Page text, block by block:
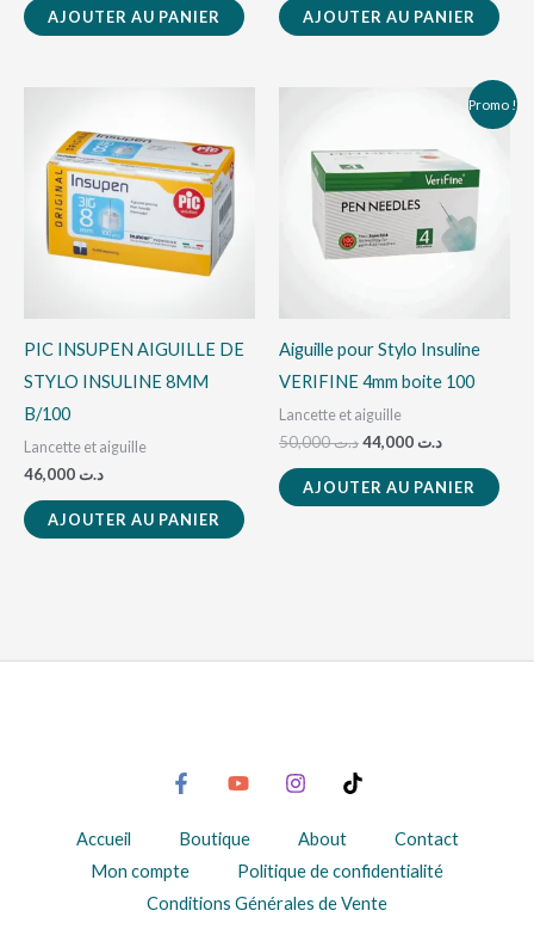
AJOUTER AU PANIER AJOUTER AU PANIER
PIC INSUPEN AIGUILLE DE
STYLO INSULINE 8MM
B/100
Lancette et aiguille
د.ت
AJOUTER AU PANIER
Promo !
Aiguille pour Stylo Insuline
VERIFINE 4mm boite 100
Lancette et aiguille
د.ت50,000
était :
د.ت 50,000.
د.ت
prix
est :
AJOUTER AU PANIER
Accueil Boutique About
Contact
Mon compte
Politique de confidentialité
Conditions Générales de Vente